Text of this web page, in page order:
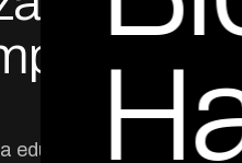
educativa en